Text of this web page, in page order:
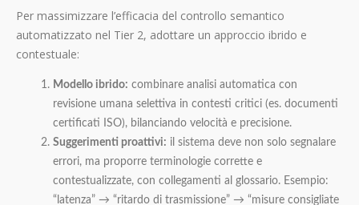
Per massimizzare l’efficacia del controllo semantico
automatizzato nel Tier 2, adottare un approccio ibrido e
contestuale:
Modello ibrido: combinare analisi automatica con
revisione umana selettiva in contesti critici (es. documenti
certificati ISO), bilanciando velocità e precisione.
Suggerimenti proattivi: il sistema deve non solo segnalare
errori, ma proporre terminologie corrette e
contestualizzate, con collegamenti al glossario. Esempio:
“latenza” → “ritardo di trasmissione” → “misure consigliate